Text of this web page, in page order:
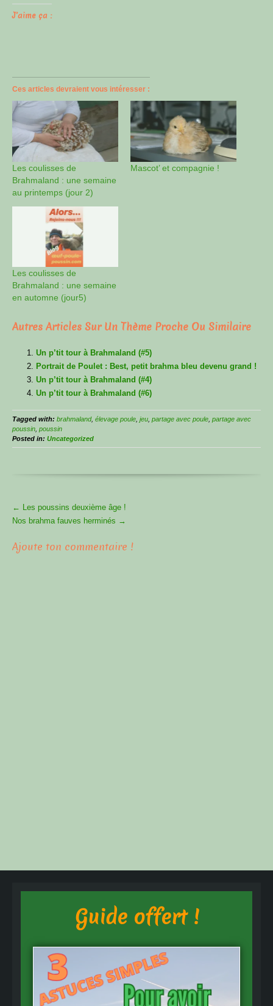
J’aime ça :
Ces articles devraient vous intéresser :
Les coulisses de
Brahmaland : une semaine
au printemps (jour 2)
Mascot’ et compagnie !
Les coulisses de
Brahmaland : une semaine
en automne (jour5)
Autres Articles Sur Un Thème Proche Ou Similaire
Un p’tit tour à Brahmaland (#5)
Portrait de Poulet : Best, petit brahma bleu devenu grand !
Un p’tit tour à Brahmaland (#4)
Un p’tit tour à Brahmaland (#6)
Tagged with: brahmaland, élevage poule jeu partage avec poule partage avec
poussin poussin
Posted in: Uncategorized
More
Articles
← Les poussins deuxième âge !
Nos brahma fauves herminés →
Ajoute ton commentaire !
Guide offert !